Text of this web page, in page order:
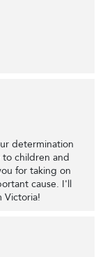
determination
children and
for taking on
cause. I'll
Victoria!